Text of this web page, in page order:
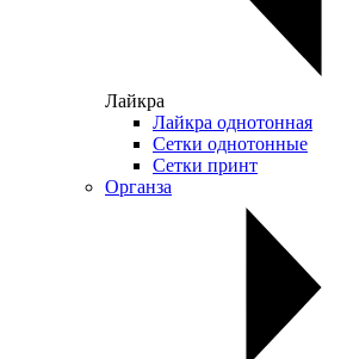
Лайкра
Лайкра однотонная
Сетки однотонные
Сетки принт
Органза